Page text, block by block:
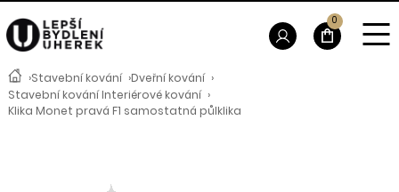
›Stavební kování ›Dveřní kování ›
Stavební kování Interiérové kování ›
Klika Monet pravá F1 samostatná půlklika
0